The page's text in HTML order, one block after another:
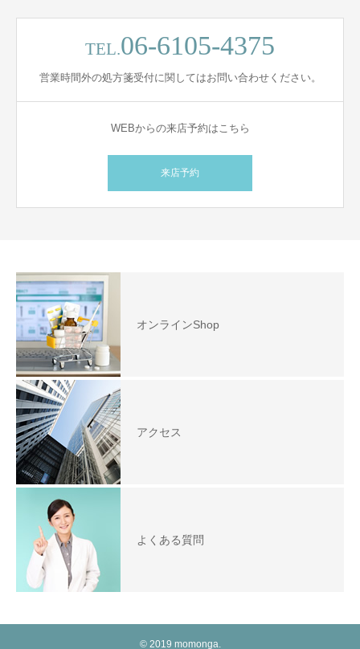
TEL.06-6105-4375
営業時間外の処方箋受付に関してはお問い合わせください。
WEBからの来店予約はこちら
来店予約
オンラインShop
アクセス
よくある質問
© 2019 momonga.